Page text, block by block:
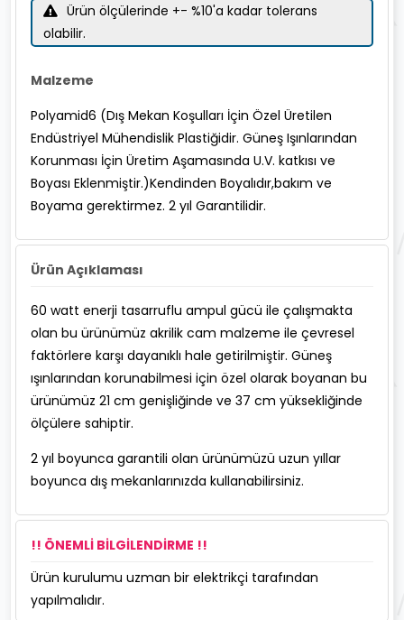
Ürün ölçülerinde +- %10'a kadar tolerans
olabilir.
Malzeme
Polyamid6 (Dış Mekan Koşulları İçin Özel Üretilen
Endüstriyel Mühendislik Plastiğidir. Güneş Işınlarından
Korunması İçin Üretim Aşamasında U.V. katkısı ve
Boyası Eklenmiştir.)Kendinden Boyalıdır,bakım ve
Boyama gerektirmez. 2 yıl Garantilidir.
Ürün Açıklaması
60 watt enerji tasarruflu ampul gücü ile çalışmakta
olan bu ürünümüz akrilik cam malzeme ile çevresel
faktörlere karşı dayanıklı hale getirilmiştir. Güneş
ışınlarından korunabilmesi için özel olarak boyanan bu
ürünümüz 21 cm genişliğinde ve 37 cm yüksekliğinde
ölçülere sahiptir.
2 yıl boyunca garantili olan ürünümüzü uzun yıllar
boyunca dış mekanlarınızda kullanabilirsiniz.
!! ÖNEMLİ BİLGİLENDİRME !!
Ürün kurulumu uzman bir elektrikçi tarafından
yapılmalıdır.